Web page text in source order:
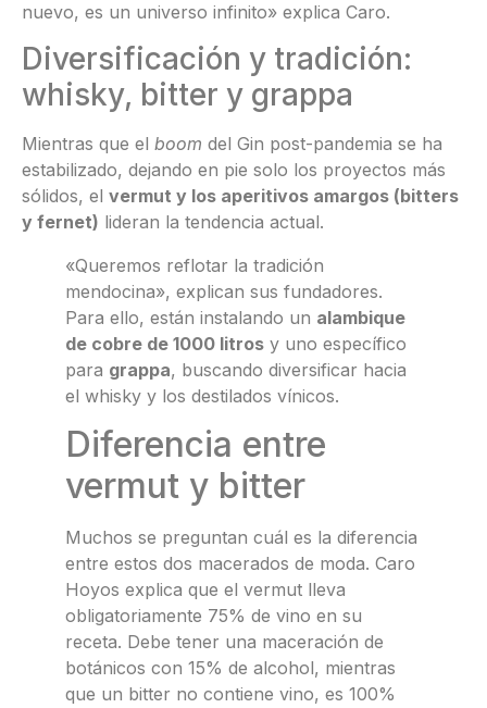
nuevo, es un universo infinito» explica Caro.
Diversificación y tradición:
whisky, bitter y grappa
Mientras que el boom del Gin post-pandemia se ha
estabilizado, dejando en pie solo los proyectos más
sólidos, el vermut y los aperitivos amargos (bitters
y fernet) lideran la tendencia actual.
«Queremos reflotar la tradición
mendocina», explican sus fundadores.
Para ello, están instalando un alambique
de cobre de 1000 litros y uno específico
para grappa, buscando diversificar hacia
el whisky y los destilados vínicos.
Diferencia entre
vermut y bitter
Muchos se preguntan cuál es la diferencia
entre estos dos macerados de moda. Caro
Hoyos explica que el vermut lleva
obligatoriamente 75% de vino en su
receta. Debe tener una maceración de
botánicos con 15% de alcohol, mientras
que un bitter no contiene vino, es 100%